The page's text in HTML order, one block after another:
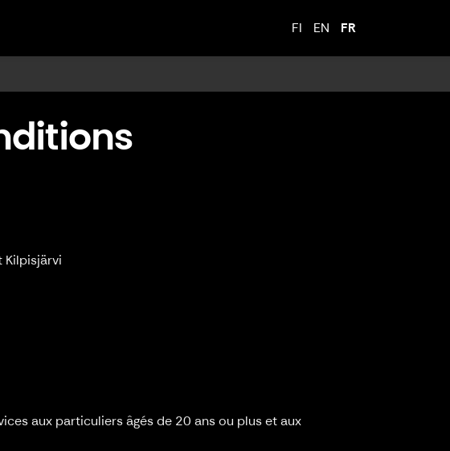
FI EN FR
Kilpisjärvi
aux particuliers âgés de 20 ans ou plus et aux